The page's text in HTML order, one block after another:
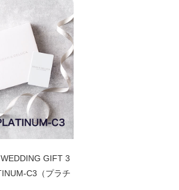
GIFT 3
C3（プラチ